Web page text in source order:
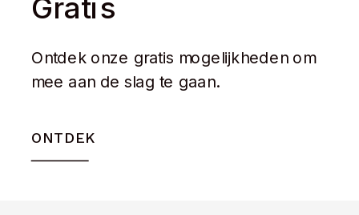
Gratis
Ontdek onze gratis mogelijkheden om
mee aan de slag te gaan.
ONTDEK